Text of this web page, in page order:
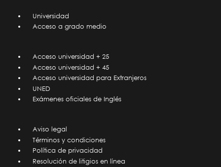
Universidad
Acceso a grado medio
Acceso universidad + 25
Acceso universidad + 45
Acceso universidad para Extranjeros
UNED
Exámenes oficiales de Inglés
Aviso legal
Términos y condiciones
Política de privacidad
Resolución de litigios en línea